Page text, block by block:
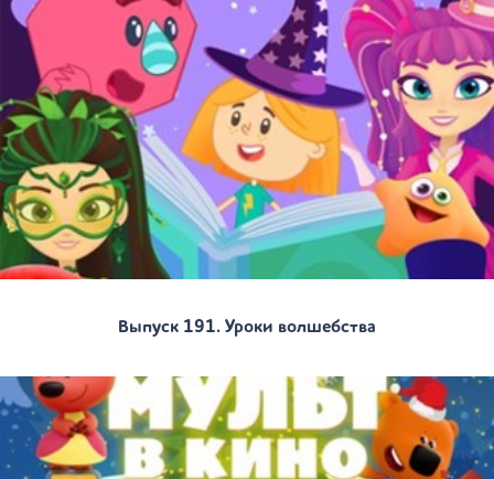
Выпуск 191. Уроки волшебства